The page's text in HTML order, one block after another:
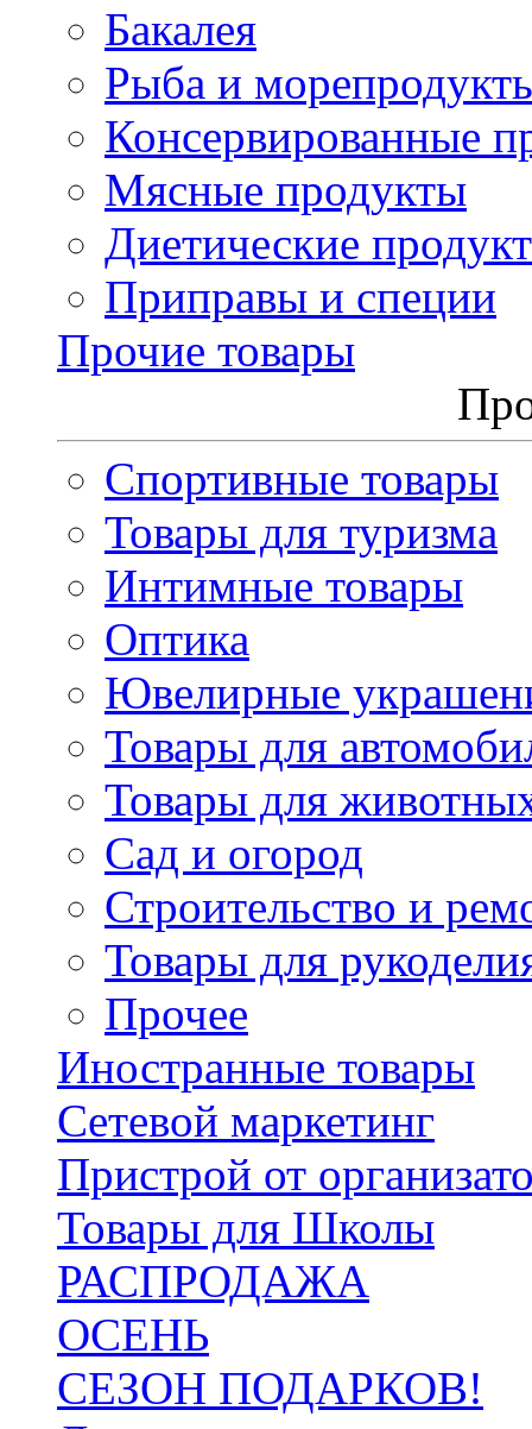
Бакалея
Рыба и
Консервированные
Мясные продукты
Диетические
Приправы и специи
Прочие товары
Спортивные товары
Товары для туризма
Интимные товары
Оптика
Ювелирные
Товары для
Товары для
Сад и огород
Строительство и
Товары для
Прочее
Иностранные товары
Сетевой маркетинг
Пристрой от
Товары для Школы
РАСПРОДАЖА
ОСЕНЬ
СЕЗОН ПОДАРКОВ!